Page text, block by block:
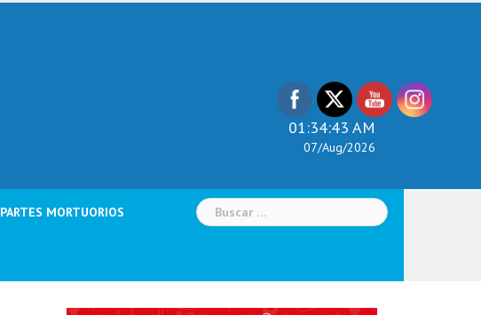
01:34:44 AM
07/Aug/2026
PARTES MORTUORIOS Buscar: